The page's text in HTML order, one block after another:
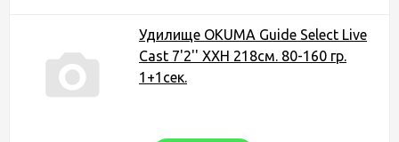
Удилище OKUMA Guide Select Live
Cast 7'2'' XXH 218см. 80-160 гр.
1+1сек.